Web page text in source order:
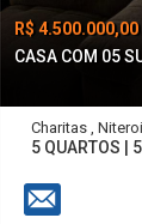
R$ 4.500.000,00
CASA COM 05
Charitas ,
5 QUARTOS |